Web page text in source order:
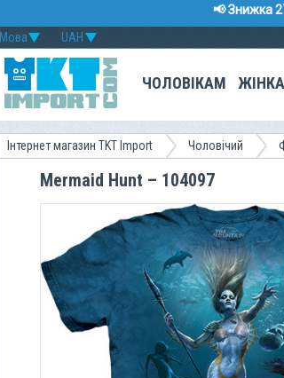
📢 Знижка
UAH
Мова
ЧОЛОВІКАМ
Інтернет магазин TKT Import Чоловічий
Mermaid Hunt – 104097